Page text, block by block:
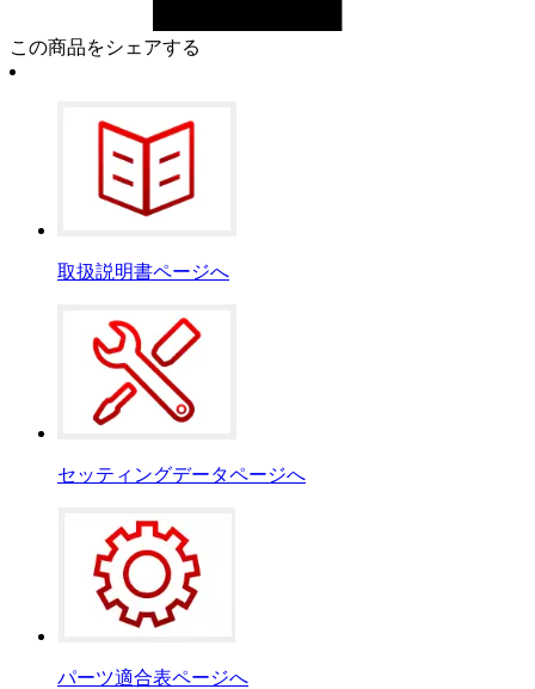
この商品をシェアする
取扱説明書ページへ
セッティングデータページへ
パーツ適合表ページへ